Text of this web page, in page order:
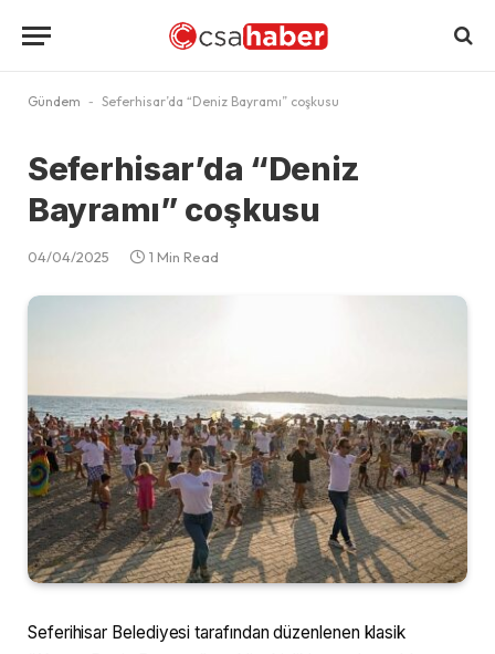
Gündem - Seferhisar’da “Deniz Bayramı” coşkusu
Seferhisar’da “Deniz
Bayramı” coşkusu
04/04/2025 1 Min Read
Seferihisar Belediyesi tarafından düzenlenen klasik